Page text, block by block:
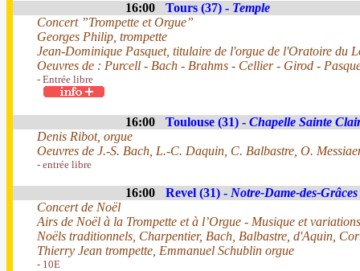
16:00 Tours (37) - Temple
Concert ”Trompette et Orgue”
Georges Philip, trompette
Jean-Dominique Pasquet, titulaire de l'orgue de l'Oratoire du
Oeuvres de : Purcell - Bach - Brahms - Cellier - Girod -
- Entrée libre
16:00 Toulouse (31) - Chapelle Sainte
Denis Ribot, orgue
Oeuvres de J.-S. Bach, L.-C. Daquin, C. Balbastre, O.
- entrée libre
16:00 Revel (31) - Notre-Dame-des-Grâces
Concert de Noël
Airs de Noël à la Trompette et à l’Orgue - Musique et
Noëls traditionnels, Charpentier, Bach, Balbastre, d'Aquin,
Thierry Jean trompette, Emmanuel Schublin orgue
- 10E